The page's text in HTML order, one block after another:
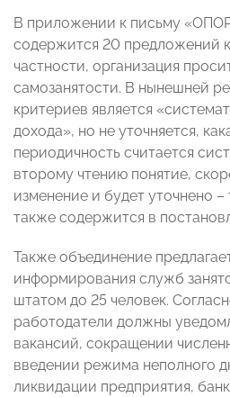
В приложении к письму
содержится 20 предложений
частности, организация
самозанятости. В нынешней
критериев является
дохода», но не уточняется,
периодичность считается
второму чтению понятие,
изменение и будет уточнено –
также содержится в
Также объединение
информирования служб
штатом до 25 человек.
работодатели должны
вакансий, сокращении
введении режима неполного
ликвидации предприятия,